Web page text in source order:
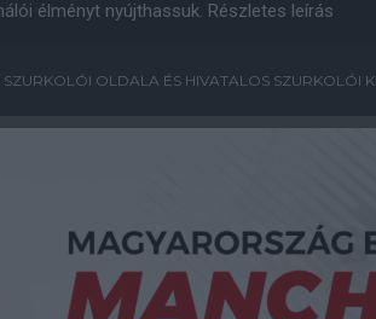
élményt nyújthassuk. Részletes leírás
SZURKOLÓI OLDALA ÉS HIVATALOS SZURKOLÓI